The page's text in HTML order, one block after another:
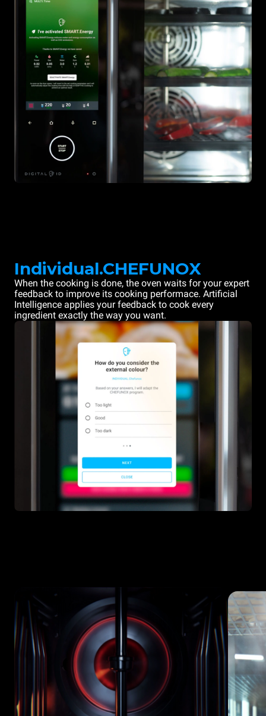
Individual.CHEFUNOX
When the cooking is done, the oven waits for your expert
feedback to improve its cooking performace. Artificial
Intelligence applies your feedback to cook every
ingredient exactly the way you want.